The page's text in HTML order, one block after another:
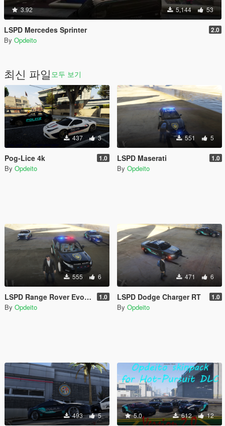
3.92 5,144 53
LSPD Mercedes Sprinter 2.0
By Opdeito
최신 파일 모두 보기
437 3
Pog-Lice 4k 1.0
By Opdeito
551 5
LSPD Maserati 1.0
By Opdeito
555 6
LSPD Range Rover Evoque 1.0
By Opdeito
471 6
LSPD Dodge Charger RT 1.0
By Opdeito
493 5 5.0 612 12